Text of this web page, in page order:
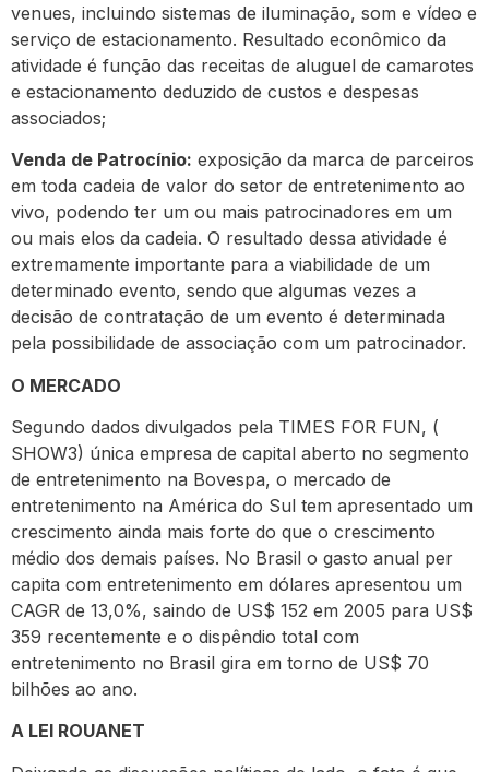
venues, incluindo sistemas de iluminação, som e vídeo e
serviço de estacionamento. Resultado econômico da
atividade é função das receitas de aluguel de camarotes
e estacionamento deduzido de custos e despesas
associados;
Venda de Patrocínio: exposição da marca de parceiros
em toda cadeia de valor do setor de entretenimento ao
vivo, podendo ter um ou mais patrocinadores em um
ou mais elos da cadeia. O resultado dessa atividade é
extremamente importante para a viabilidade de um
determinado evento, sendo que algumas vezes a
decisão de contratação de um evento é determinada
pela possibilidade de associação com um patrocinador.
O MERCADO
Segundo dados divulgados pela TIMES FOR FUN, (
SHOW3) única empresa de capital aberto no segmento
de entretenimento na Bovespa, o mercado de
entretenimento na América do Sul tem apresentado um
crescimento ainda mais forte do que o crescimento
médio dos demais países. No Brasil o gasto anual per
capita com entretenimento em dólares apresentou um
CAGR de 13,0%, saindo de US$ 152 em 2005 para US$
359 recentemente e o dispêndio total com
entretenimento no Brasil gira em torno de US$ 70
bilhões ao ano.
A LEI ROUANET